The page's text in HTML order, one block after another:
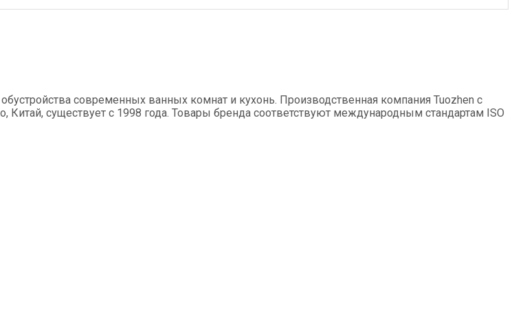
современных ванных комнат и кухонь. Производственная компания Tuozhen с
существует с 1998 года. Товары бренда соответствуют международным стандартам ISO